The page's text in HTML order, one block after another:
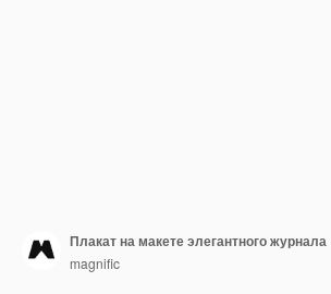
Плакат на макете элегантного журнала
magnific